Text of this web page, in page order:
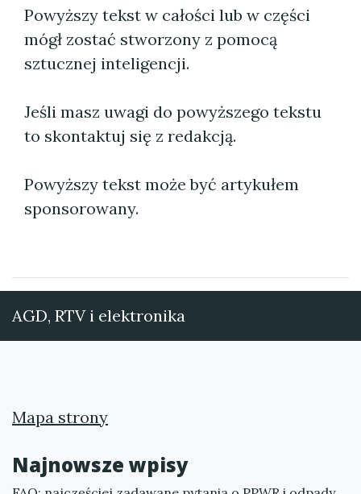
Powyższy tekst w całości lub w części
mógł zostać stworzony z pomocą
sztucznej inteligencji.
Jeśli masz uwagi do powyższego tekstu
to skontaktuj się z redakcją.
Powyższy tekst może być artykułem
sponsorowany.
AGD, RTV i elektronika
Mapa strony
Najnowsze wpisy